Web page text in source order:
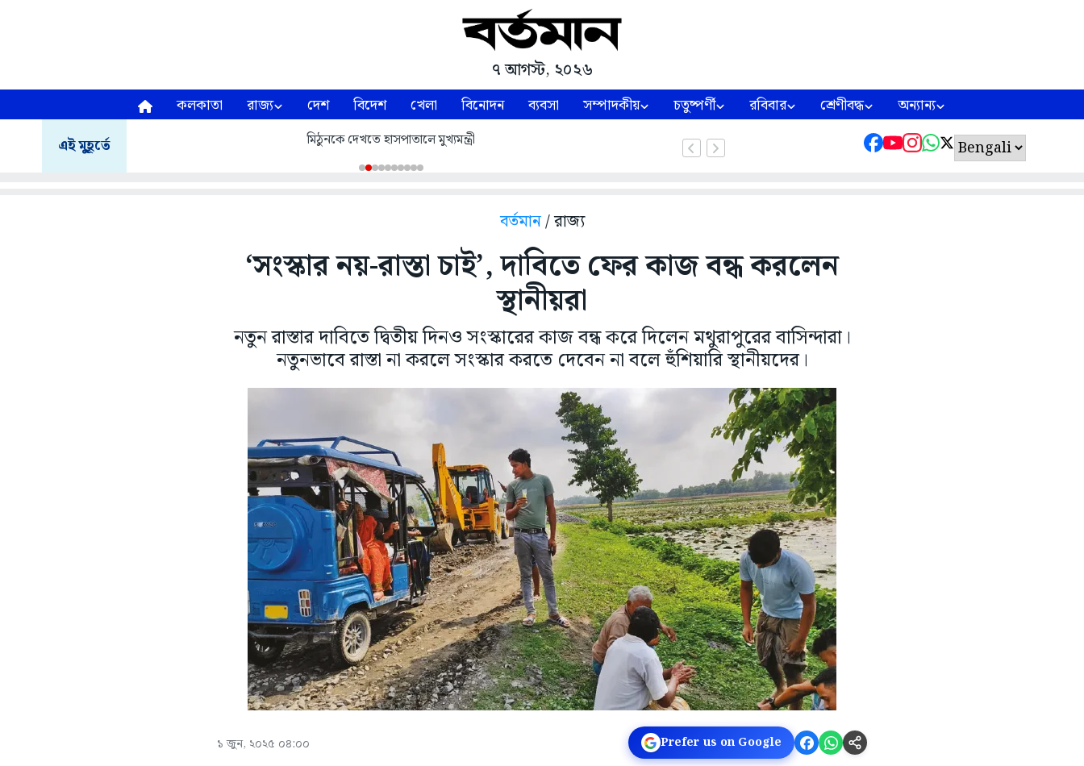
৭ আগস্ট, ২০২৬
কলকাতা রাজ্য দেশ বিদেশ খেলা বিনোদন ব্যবসা সম্পাদকীয় চতুষ্পর্ণী রবিবার শ্রেণীবদ্ধ অন্যান্য
এই মুহূর্তে মিঠুনকে দেখতে হাসপাতালে মুখ্যমন্ত্রী
বর্তমান/ রাজ্য
‘সংস্কার নয়-রাস্তা চাই’, দাবিতে ফের কাজ বন্ধ করলেন
স্থানীয়রা
নতুন রাস্তার দাবিতে দ্বিতীয় দিনও সংস্কারের কাজ বন্ধ করে দিলেন মথুরাপুরের বাসিন্দারা।
নতুনভাবে রাস্তা না করলে সংস্কার করতে দেবেন না বলে হুঁশিয়ারি স্থানীয়দের।
১ জুন, ২০২৫ ০৪:০০ Prefer us on Google